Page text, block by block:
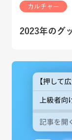
カルチャー
2023年のグ